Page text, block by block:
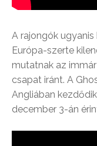
A rajongók
Európa-szerte
mutatnak az
csapat iránt. A
Angliában
december 3-án